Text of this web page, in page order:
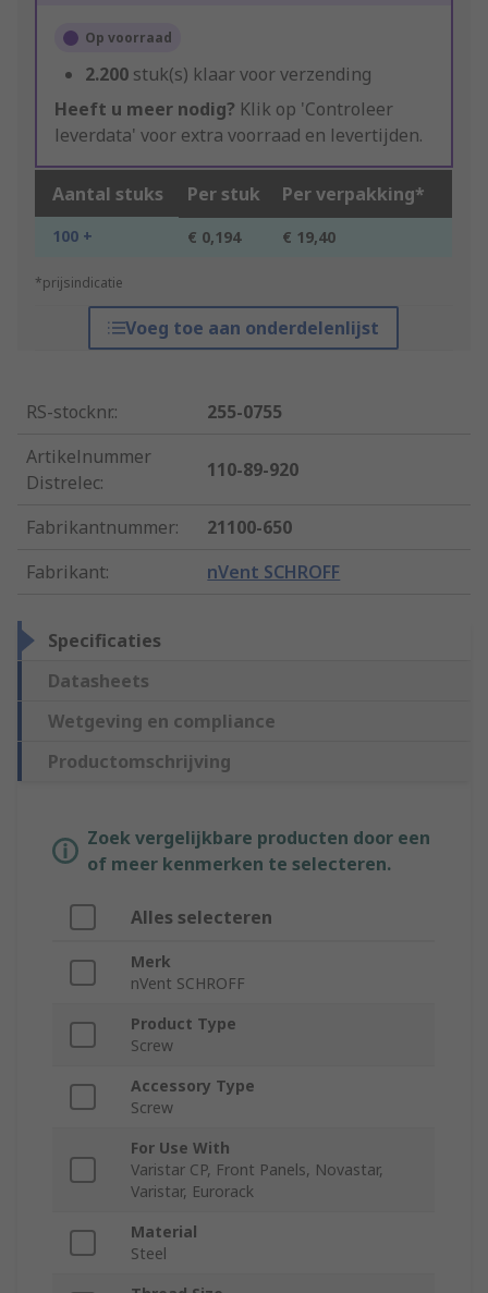
Op voorraad
2.200 stuk(s) klaar voor verzending
Heeft u meer nodig? Klik op 'Controleer
leverdata' voor extra voorraad en levertijden.
Aantal stuks Per stuk Per verpakking*
100 + € 0,194 € 19,40
*prijsindicatie
Voeg toe aan onderdelenlijst
RS-stocknr.:
255-0755
Artikelnummer
Distrelec:
110-89-920
Fabrikantnummer:
21100-650
Fabrikant: nVent SCHROFF
Specificaties
Datasheets
Wetgeving en compliance
Productomschrijving
Zoek vergelijkbare producten door een
of meer kenmerken te selecteren.
Alles selecteren
Merk
nVent SCHROFF
Product Type
Screw
Accessory Type
Screw
For Use With
Varistar CP, Front Panels, Novastar,
Varistar, Eurorack
Material
Steel